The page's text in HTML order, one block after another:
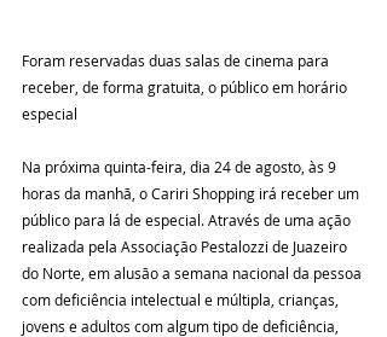
Foram reservadas duas salas de cinema para
receber, de forma gratuita, o público em horário
especial
Na próxima quinta-feira, dia 24 de agosto, às 9
horas da manhã, o Cariri Shopping irá receber um
público para lá de especial. Através de uma ação
realizada pela Associação Pestalozzi de Juazeiro
do Norte, em alusão a semana nacional da pessoa
com deficiência intelectual e múltipla, crianças,
jovens e adultos com algum tipo de deficiência,